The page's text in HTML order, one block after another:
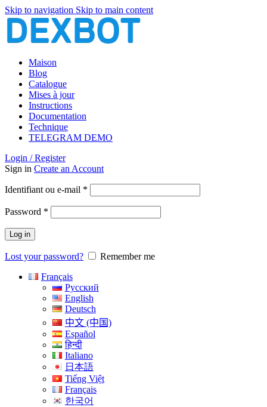
Skip to navigation Skip to main content
Maison
Blog
Catalogue
Mises à jour
Instructions
Documentation
Technique
TELEGRAM DEMO
Login / Register
Sign in Create an Account
Identifiant ou e-mail *
Password *
Log in
Lost your password?
Remember me
Français
Русский
English
Deutsch
中文 (中国)
Español
हिन्दी
Italiano
日本語
Tiếng Việt
Français
한국어